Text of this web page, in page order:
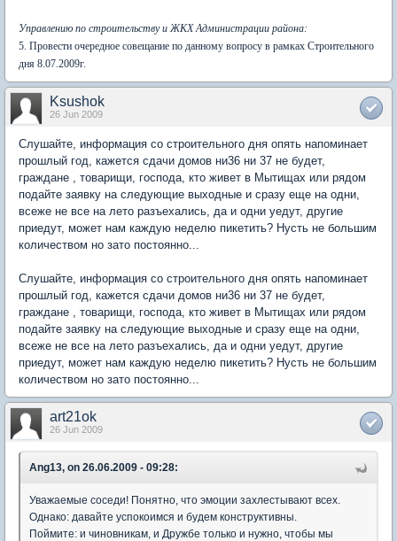
Управлению по строительству и ЖКХ Администрации района:
5. Провести очередное совещание по данному вопросу в рамках Строительного
дня 8.07.2009г.
Ksushok
26 Jun 2009
Слушайте, информация со строительного дня опять напоминает
прошлый год, кажется сдачи домов ни36 ни 37 не будет,
граждане , товарищи, господа, кто живет в Мытищах или рядом
подайте заявку на следующие выходные и сразу еще на одни,
всеже не все на лето разъехались, да и одни уедут, другие
приедут, может нам каждую неделю пикетить? Нусть не большим
количеством но зато постоянно...
Слушайте, информация со строительного дня опять напоминает
прошлый год, кажется сдачи домов ни36 ни 37 не будет,
граждане , товарищи, господа, кто живет в Мытищах или рядом
подайте заявку на следующие выходные и сразу еще на одни,
всеже не все на лето разъехались, да и одни уедут, другие
приедут, может нам каждую неделю пикетить? Нусть не большим
количеством но зато постоянно...
art21ok
26 Jun 2009
Ang13, on 26.06.2009 - 09:28:
Уважаемые соседи! Понятно, что эмоции захлестывают всех.
Однако: давайте успокоимся и будем конструктивны.
Поймите: и чиновникам, и Дружбе только и нужно, чтобы мы